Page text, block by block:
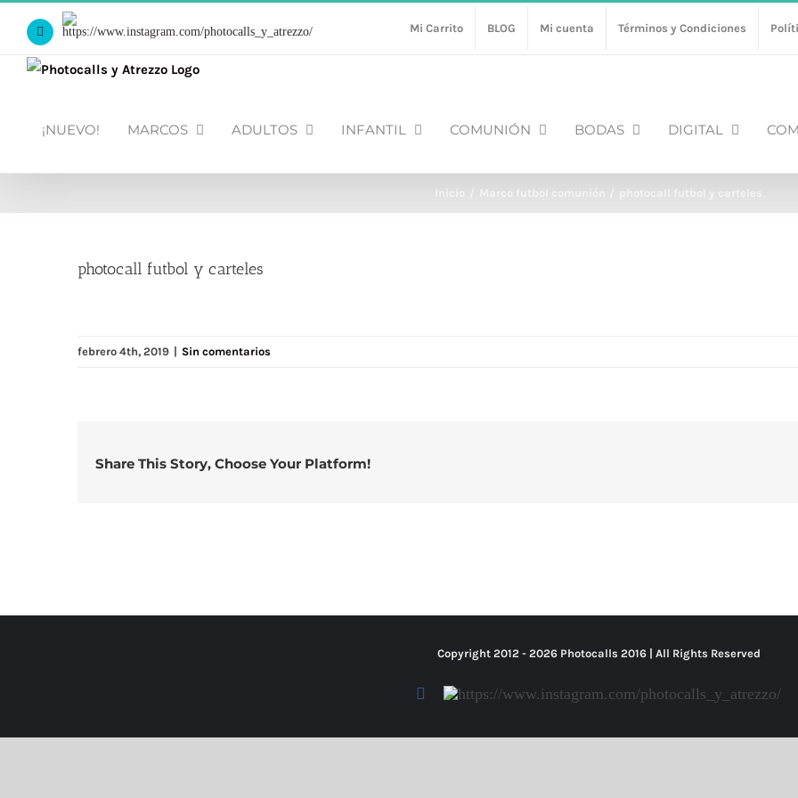
contenido
Facebook
Https://www.instagram.com/photocalls_y_atrezzo/ Mi Carrito BLOG Mi cuenta Términos y Condiciones
¡NUEVO! MARCOS ADULTOS INFANTIL COMUNIÓN BODAS DIGITAL
Inicio Marco futbol comunión photocall futbol y carteles
photocall futbol y carteles
febrero 4th, 2019 | Sin comentarios
Share This Story, Choose Your Platform!
Copyright 2012 - 2026 Photocalls 2016| All Rights Reserved
Facebook
Https://www.instagram.com/photocalls_y_atrezzo/